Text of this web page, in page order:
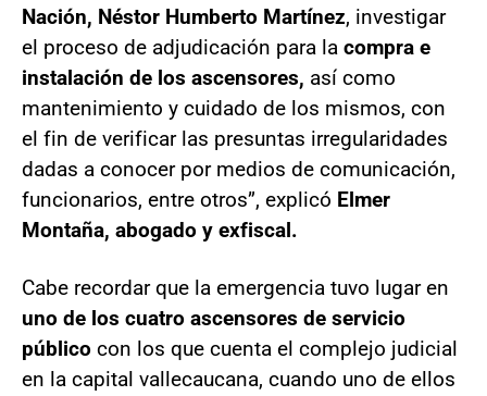
Nación, Néstor Humberto Martínez, investigar
el proceso de adjudicación para la compra e
instalación de los ascensores, así como
mantenimiento y cuidado de los mismos, con
el fin de verificar las presuntas irregularidades
dadas a conocer por medios de comunicación,
funcionarios, entre otros”, explicó Elmer
Montaña, abogado y exfiscal.
Cabe recordar que la emergencia tuvo lugar en
uno de los cuatro ascensores de servicio
público con los que cuenta el complejo judicial
en la capital vallecaucana, cuando uno de ellos